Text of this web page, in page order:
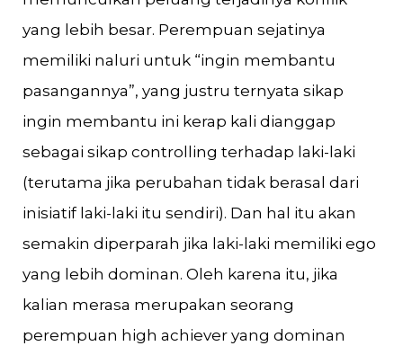
yang lebih besar. Perempuan sejatinya
memiliki naluri untuk “ingin membantu
pasangannya”, yang justru ternyata sikap
ingin membantu ini kerap kali dianggap
sebagai sikap controlling terhadap laki-laki
(terutama jika perubahan tidak berasal dari
inisiatif laki-laki itu sendiri). Dan hal itu akan
semakin diperparah jika laki-laki memiliki ego
yang lebih dominan. Oleh karena itu, jika
kalian merasa merupakan seorang
perempuan high achiever yang dominan